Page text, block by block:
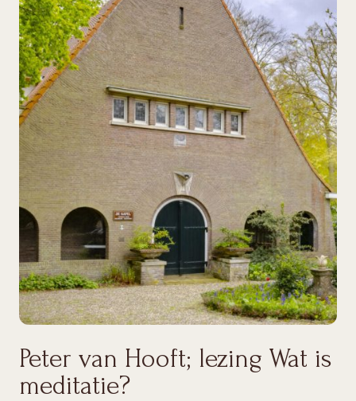
Peter van Hooft; lezing Wat is
meditatie?